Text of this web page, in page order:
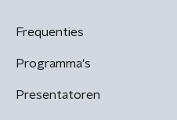
Frequenties
Programma's
Presentatoren